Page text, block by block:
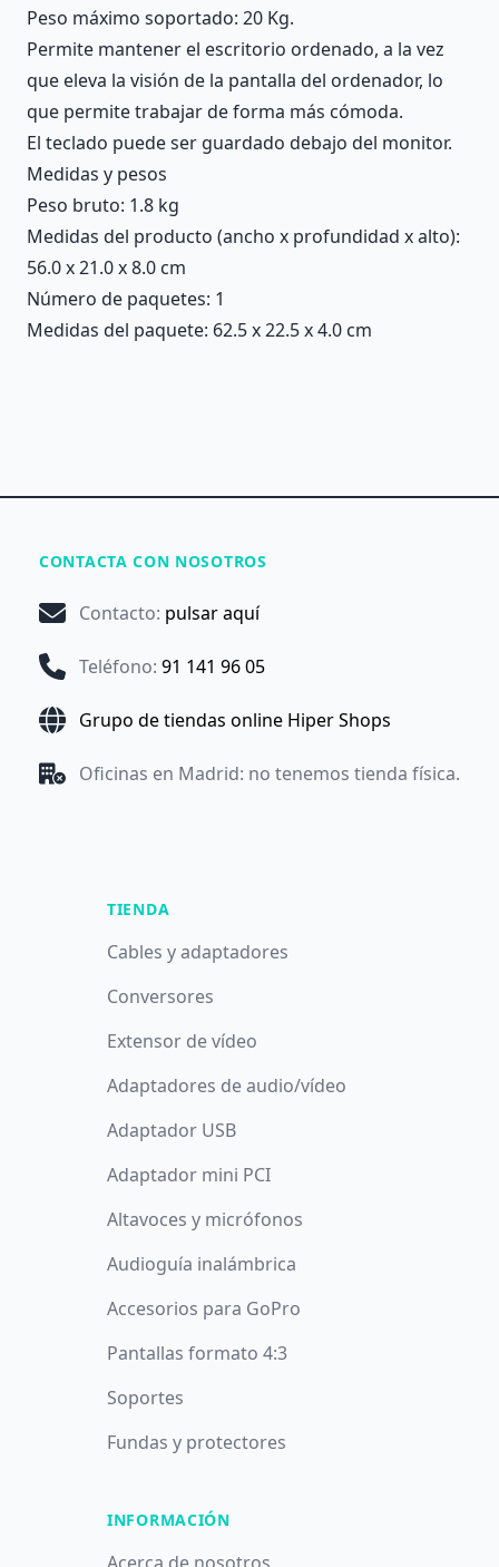
Peso máximo soportado: 20 Kg.
Permite mantener el escritorio ordenado, a la vez
que eleva la visión de la pantalla del ordenador, lo
que permite trabajar de forma más cómoda.
El teclado puede ser guardado debajo del monitor.
Medidas y pesos
Peso bruto: 1.8 kg
Medidas del producto (ancho x profundidad x alto):
56.0 x 21.0 x 8.0 cm
Número de paquetes: 1
Medidas del paquete: 62.5 x 22.5 x 4.0 cm
CONTACTA CON NOSOTROS
Contacto: pulsar aquí
Teléfono: 91 141 96 05
Grupo de tiendas online Hiper Shops
Oficinas en Madrid: no tenemos tienda física.
TIENDA
Cables y adaptadores
Conversores
Extensor de vídeo
Adaptadores de audio/vídeo
Adaptador USB
Adaptador mini PCI
Altavoces y micrófonos
Audioguía inalámbrica
Accesorios para GoPro
Pantallas formato 4:3
Soportes
Fundas y protectores
INFORMACIÓN